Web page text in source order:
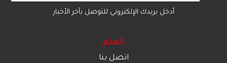
أدخل بريدك الإلكتروني للتوصل بآخر الأخبار
العلم
اتصل بنا